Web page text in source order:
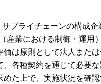
プライチェーンの構成企
産業における制御・運用
価は原則として法人また
、各種契約を通じて必要
た上で、実施状況を確認